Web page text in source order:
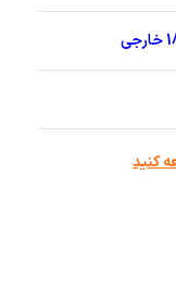
کنید